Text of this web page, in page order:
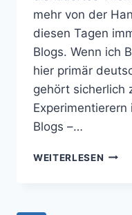
mehr von der
diesen Tagen
Blogs. Wenn ich
hier primär
gehört sicherlich
Experimentierern
Blogs –…
WEITERLESEN